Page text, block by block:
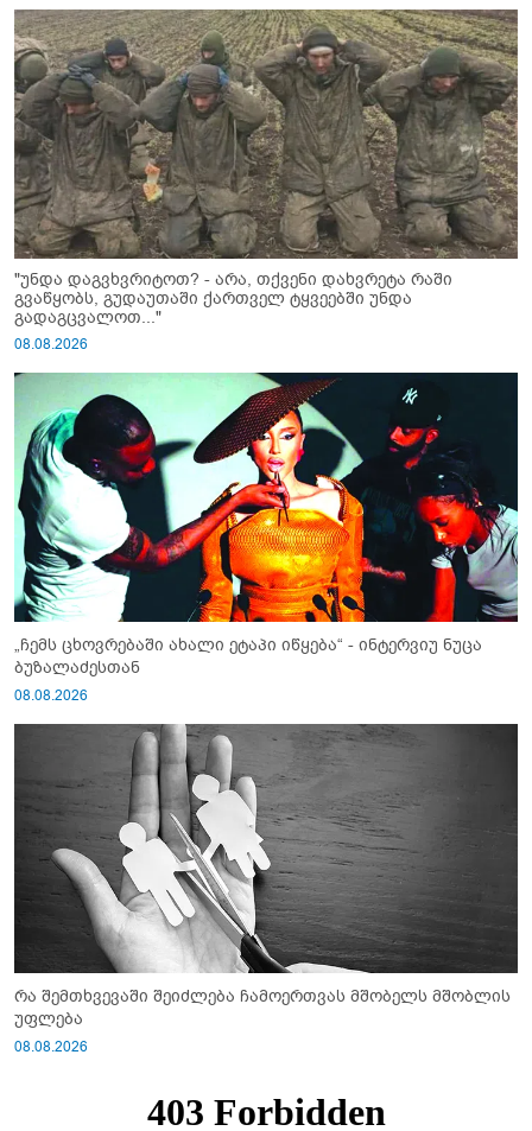
"უნდა დაგვხვრიტოთ? - არა, თქვენი დახვრეტა რაში
გვაწყობს, გუდაუთაში ქართველ ტყვეებში უნდა
გადაგცვალოთ..."
08.08.2026
„ჩემს ცხოვრებაში ახალი ეტაპი იწყება“ - ინტერვიუ ნუცა
ბუზალაძესთან
08.08.2026
რა შემთხვევაში შეიძლება ჩამოერთვას მშობელს მშობლის
უფლება
08.08.2026